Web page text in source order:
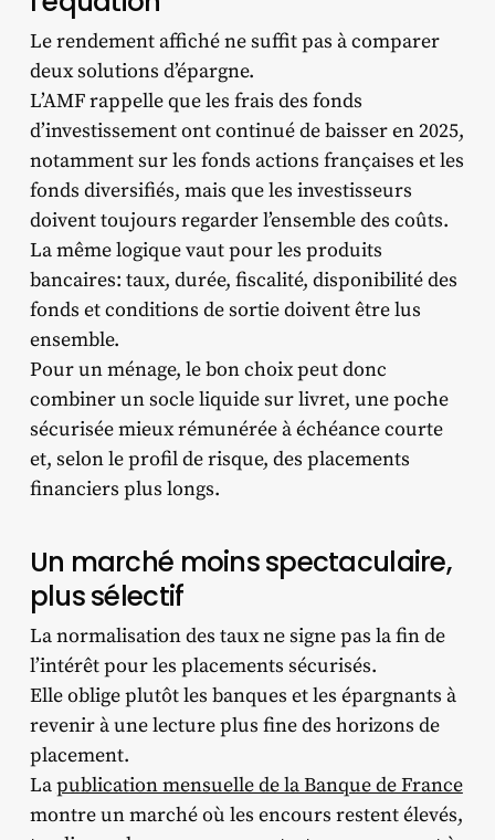
Le rendement affiché ne suffit pas à comparer
deux solutions d’épargne.
L’AMF rappelle que les frais des fonds
d’investissement ont continué de baisser en 2025,
notamment sur les fonds actions françaises et les
fonds diversifiés, mais que les investisseurs
doivent toujours regarder l’ensemble des coûts.
La même logique vaut pour les produits
bancaires: taux, durée, fiscalité, disponibilité des
fonds et conditions de sortie doivent être lus
ensemble.
Pour un ménage, le bon choix peut donc
combiner un socle liquide sur livret, une poche
sécurisée mieux rémunérée à échéance courte
et, selon le profil de risque, des placements
financiers plus longs.
Un marché moins spectaculaire,
plus sélectif
La normalisation des taux ne signe pas la fin de
l’intérêt pour les placements sécurisés.
Elle oblige plutôt les banques et les épargnants à
revenir à une lecture plus fine des horizons de
placement.
Lapublication mensuelle de la Banque de France
montre un marché où les encours restent élevés,